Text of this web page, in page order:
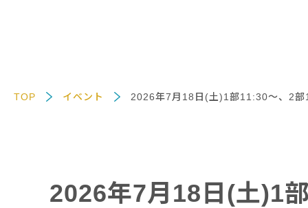
TOP イベント 2026年7月18日(土)1部11:30～、2部
2026年7月18日(土)1